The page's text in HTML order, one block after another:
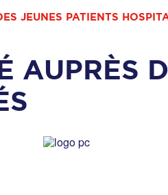
JEUNES PATIENTS
AUPRÈS